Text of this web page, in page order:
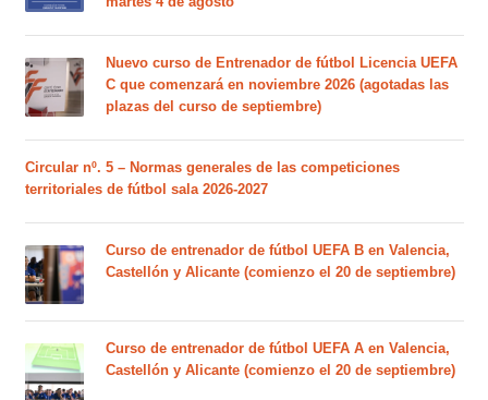
Nuevo curso de Entrenador de fútbol Licencia UEFA
C que comenzará en noviembre 2026 (agotadas las
plazas del curso de septiembre)
Circular nº. 5 – Normas generales de las competiciones
territoriales de fútbol sala 2026-2027
Curso de entrenador de fútbol UEFA B en Valencia,
Castellón y Alicante (comienzo el 20 de septiembre)
Curso de entrenador de fútbol UEFA A en Valencia,
Castellón y Alicante (comienzo el 20 de septiembre)